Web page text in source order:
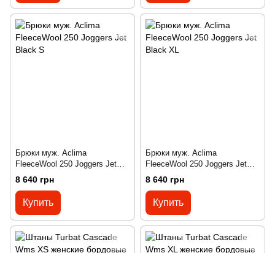
Брюки муж. Aclima
FleeceWool 250 Joggers Jet
Black S
8 640 грн
Купить
Брюки муж. Aclima
FleeceWool 250 Joggers Jet
Black XL
8 640 грн
Купить